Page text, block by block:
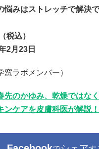
みはストレッチで解決
税込）
2月23日
ラボメンバー）
のかゆみ、乾燥ではな
ンケアを皮膚科医が解説